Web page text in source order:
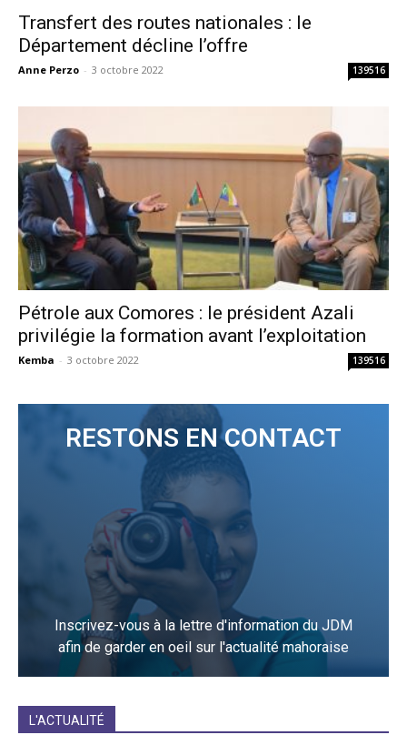
Transfert des routes nationales : le
Département décline l’offre
Anne Perzo - 3 octobre 2022 139516
Pétrole aux Comores : le président Azali
privilégie la formation avant l’exploitation
Kemba - 3 octobre 2022 139516
RESTONS EN CONTACT
Inscrivez-vous à la lettre d'information du JDM
afin de garder en oeil sur l'actualité mahoraise
L'ACTUALITÉ